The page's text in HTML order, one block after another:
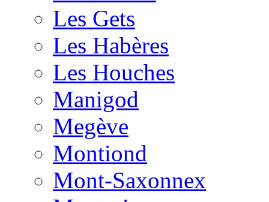
Les Gets
Les Habères
Les Houches
Manigod
Megève
Montiond
Mont-Saxonnex